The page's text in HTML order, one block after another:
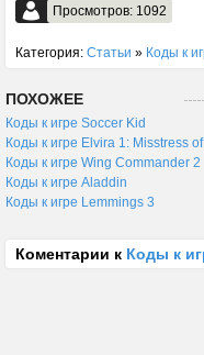
Просмотров: 1092
Категория: Статьи » Коды к
ПОХОЖЕЕ
Коды к игре Soccer Kid
Коды к игре Elvira 1: Misstress
Коды к игре Wing Commander 2
Коды к игре Aladdin
Коды к игре Lemmings 3
Коментарии к Коды к